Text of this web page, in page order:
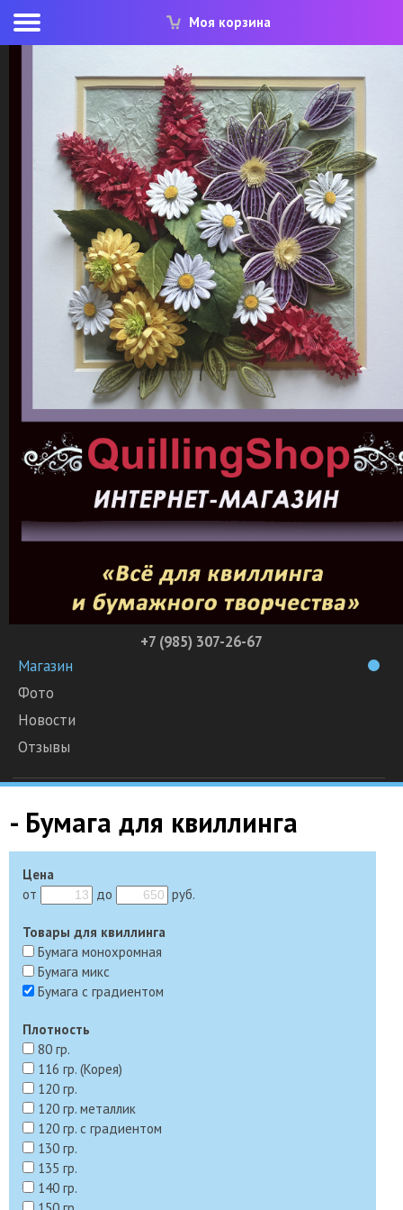
Моя корзина
+7 (985) 307-26-67
Магазин
Фото
Новости
Отзывы
- Бумага для квиллинга
Цена
от
до руб.
Товары для квиллинга
Бумага монохромная
Бумага микс
Бумага с градиентом
Плотность
80 гр.
116 гр. (Корея)
120 гр.
120 гр. металлик
120 гр. с градиентом
130 гр.
135 гр.
140 гр.